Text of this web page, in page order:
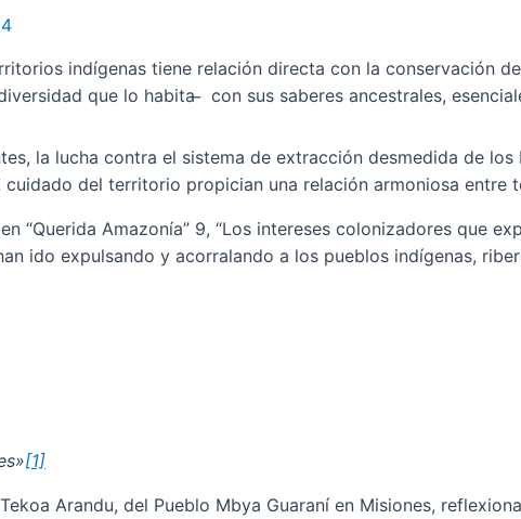
indígenas tiene relación directa con la conservación
que lo habita ̶ con sus saberes ancestrales,
la lucha contra el sistema de extracción desmedida de
del territorio propician una relación armoniosa entre
“Querida Amazonía” 9, “Los intereses colonizadores que
ido expulsando y acorralando a los pueblos indígenas,
[1]
Arandu, del Pueblo Mbya Guaraní en Misiones,